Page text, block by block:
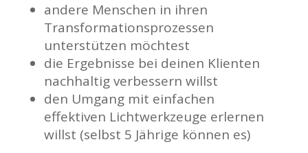
andere Menschen in ihren
Transformationsprozessen
unterstützen möchtest
die Ergebnisse bei deinen Klienten
nachhaltig verbessern willst
den Umgang mit einfachen
effektiven Lichtwerkzeuge erlernen
willst (selbst 5 Jährige können es)